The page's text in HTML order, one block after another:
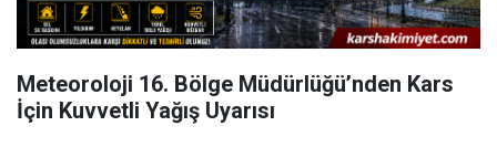
Meteoroloji 16. Bölge Müdürlüğü’nden Kars
İçin Kuvvetli Yağış Uyarısı